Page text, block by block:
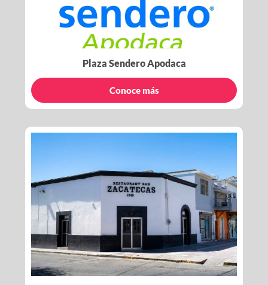
Plaza Sendero Apodaca
Conoce más